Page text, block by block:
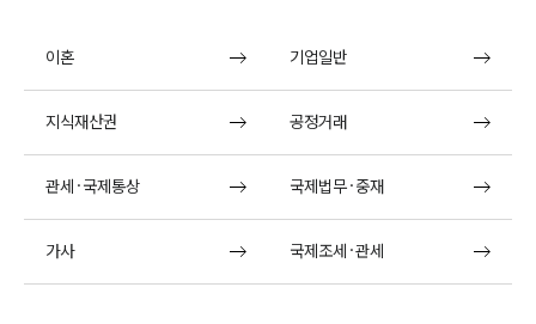
이혼 기업일반
지식재산권 공정거래
관세·국제통상 국제법무·중재
가사 국제조세·관세